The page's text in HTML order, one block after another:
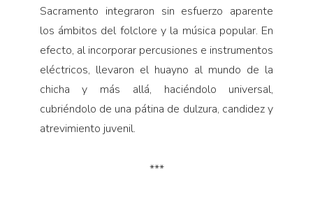
Sacramento integraron sin esfuerzo aparente
los ámbitos del folclore y la música popular. En
efecto, al incorporar percusiones e instrumentos
eléctricos, llevaron el huayno al mundo de la
chicha y más allá, haciéndolo universal,
cubriéndolo de una pátina de dulzura, candidez y
atrevimiento juvenil.
***